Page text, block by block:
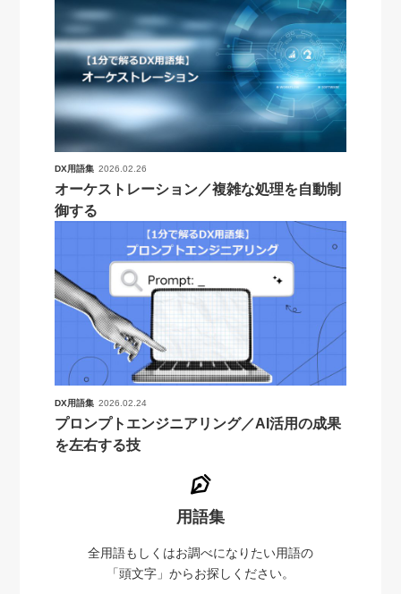
DX用語集 2026.02.26
オーケストレーション／複雑な処理を自動制
御する
DX用語集 2026.02.24
プロンプトエンジニアリング／AI活用の成果
を左右する技
用語集
全用語もしくはお調べになりたい用語の
「頭文字」からお探しください。